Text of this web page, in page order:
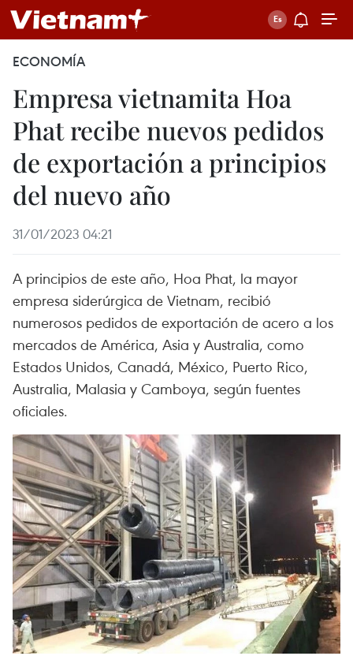
ECONOMÍA
Empresa vietnamita Hoa
Phat recibe nuevos pedidos
de exportación a principios
del nuevo año
31/01/2023 04:21
A principios de este año, Hoa Phat, la mayor
empresa siderúrgica de Vietnam, recibió
numerosos pedidos de exportación de acero a los
mercados de América, Asia y Australia, como
Estados Unidos, Canadá, México, Puerto Rico,
Australia, Malasia y Camboya, según fuentes
oficiales.